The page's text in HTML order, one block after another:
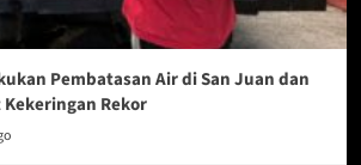
Pembatasan Air di San Juan dan
Rekor